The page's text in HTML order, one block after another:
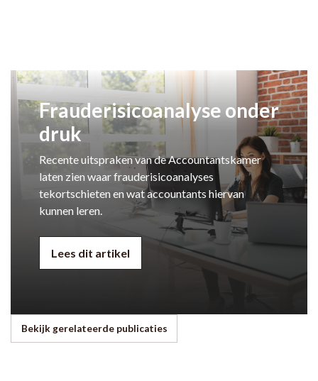
Bekijk gerelateerde publicaties
Frauderisicoanalyse onder
druk
Recente uitspraken van de Accountantskamer
laten zien waar frauderisicoanalyses
tekortschieten en wat accountants hiervan
kunnen leren.
Lees dit artikel